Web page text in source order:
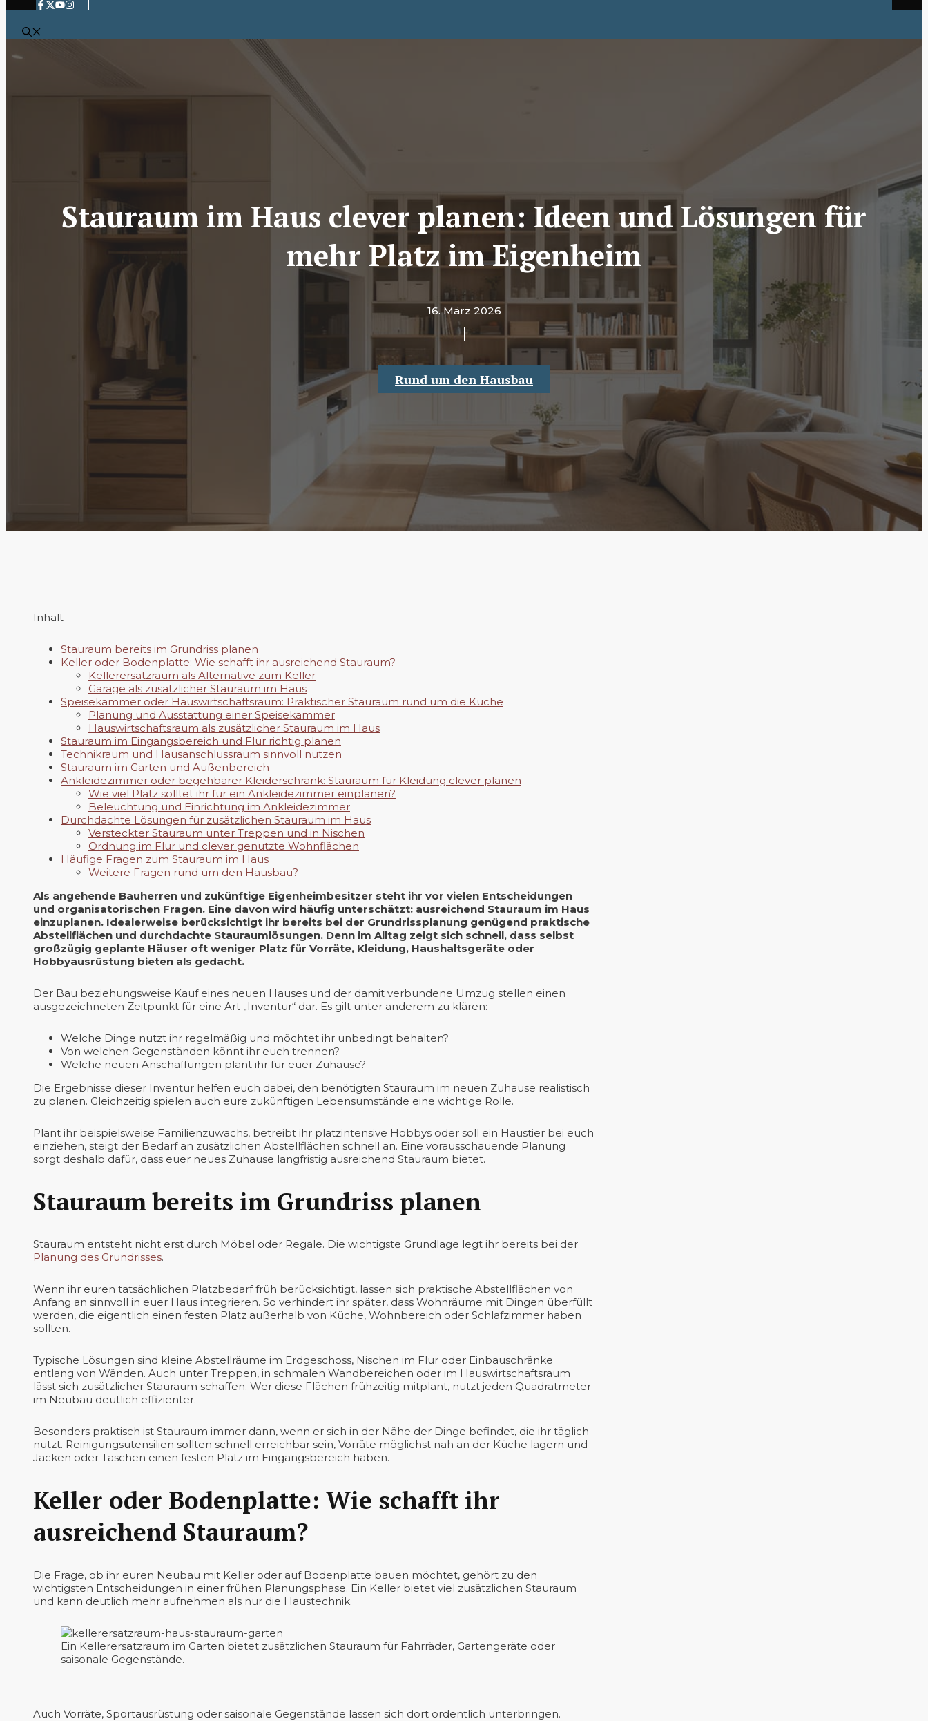
Stauraum im Haus clever planen: Ideen und Lösungen für
mehr Platz im Eigenheim
16. März 2026
Rund um den Hausbau
Inhalt
Stauraum bereits im Grundriss planen
Keller oder Bodenplatte: Wie schafft ihr ausreichend Stauraum?
Kellerersatzraum als Alternative zum Keller
Garage als zusätzlicher Stauraum im Haus
Speisekammer oder Hauswirtschaftsraum: Praktischer Stauraum rund um die Küche
Planung und Ausstattung einer Speisekammer
Hauswirtschaftsraum als zusätzlicher Stauraum im Haus
Stauraum im Eingangsbereich und Flur richtig planen
Technikraum und Hausanschlussraum sinnvoll nutzen
Stauraum im Garten und Außenbereich
Ankleidezimmer oder begehbarer Kleiderschrank: Stauraum für Kleidung clever planen
Wie viel Platz solltet ihr für ein Ankleidezimmer einplanen?
Beleuchtung und Einrichtung im Ankleidezimmer
Durchdachte Lösungen für zusätzlichen Stauraum im Haus
Versteckter Stauraum unter Treppen und in Nischen
Ordnung im Flur und clever genutzte Wohnflächen
Häufige Fragen zum Stauraum im Haus
Weitere Fragen rund um den Hausbau?
Als angehende Bauherren und zukünftige Eigenheimbesitzer steht ihr vor vielen Entscheidungen
und organisatorischen Fragen. Eine davon wird häufig unterschätzt: ausreichend Stauraum im Haus
einzuplanen. Idealerweise berücksichtigt ihr bereits bei der Grundrissplanung genügend praktische
Abstellflächen und durchdachte Stauraumlösungen. Denn im Alltag zeigt sich schnell, dass selbst
großzügig geplante Häuser oft weniger Platz für Vorräte, Kleidung, Haushaltsgeräte oder
Hobbyausrüstung bieten als gedacht.
Der Bau beziehungsweise Kauf eines neuen Hauses und der damit verbundene Umzug stellen einen
ausgezeichneten Zeitpunkt für eine Art „Inventur“ dar. Es gilt unter anderem zu klären:
Welche Dinge nutzt ihr regelmäßig und möchtet ihr unbedingt behalten?
Von welchen Gegenständen könnt ihr euch trennen?
Welche neuen Anschaffungen plant ihr für euer Zuhause?
Die Ergebnisse dieser Inventur helfen euch dabei, den benötigten Stauraum im neuen Zuhause realistisch
zu planen. Gleichzeitig spielen auch eure zukünftigen Lebensumstände eine wichtige Rolle.
Plant ihr beispielsweise Familienzuwachs, betreibt ihr platzintensive Hobbys oder soll ein Haustier bei euch
einziehen, steigt der Bedarf an zusätzlichen Abstellflächen schnell an. Eine vorausschauende Planung
sorgt deshalb dafür, dass euer neues Zuhause langfristig ausreichend Stauraum bietet.
Stauraum bereits im Grundriss planen
Stauraum entsteht nicht erst durch Möbel oder Regale. Die wichtigste Grundlage legt ihr bereits bei der
Planung des Grundrisses.
Wenn ihr euren tatsächlichen Platzbedarf früh berücksichtigt, lassen sich praktische Abstellflächen von
Anfang an sinnvoll in euer Haus integrieren. So verhindert ihr später, dass Wohnräume mit Dingen überfüllt
werden, die eigentlich einen festen Platz außerhalb von Küche, Wohnbereich oder Schlafzimmer haben
sollten.
Typische Lösungen sind kleine Abstellräume im Erdgeschoss, Nischen im Flur oder Einbauschränke
entlang von Wänden. Auch unter Treppen, in schmalen Wandbereichen oder im Hauswirtschaftsraum
lässt sich zusätzlicher Stauraum schaffen. Wer diese Flächen frühzeitig mitplant, nutzt jeden Quadratmeter
im Neubau deutlich effizienter.
Besonders praktisch ist Stauraum immer dann, wenn er sich in der Nähe der Dinge befindet, die ihr täglich
nutzt. Reinigungsutensilien sollten schnell erreichbar sein, Vorräte möglichst nah an der Küche lagern und
Jacken oder Taschen einen festen Platz im Eingangsbereich haben.
Keller oder Bodenplatte: Wie schafft ihr
ausreichend Stauraum?
Die Frage, ob ihr euren Neubau mit Keller oder auf Bodenplatte bauen möchtet, gehört zu den
wichtigsten Entscheidungen in einer frühen Planungsphase. Ein Keller bietet viel zusätzlichen Stauraum
und kann deutlich mehr aufnehmen als nur die Haustechnik.
Ein Kellerersatzraum im Garten bietet zusätzlichen Stauraum für Fahrräder, Gartengeräte oder
saisonale Gegenstände.
Auch Vorräte, Sportausrüstung oder saisonale Gegenstände lassen sich dort ordentlich unterbringen.